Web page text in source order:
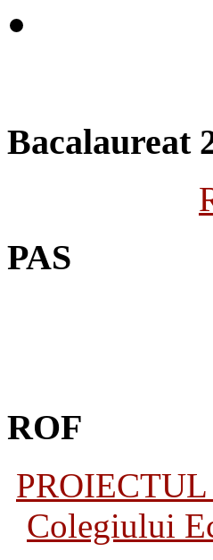
Bacalaureat
PAS
ROF
PROIECTUL
Colegiului